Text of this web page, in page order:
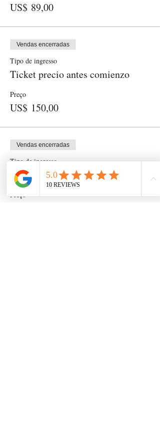
US$ 89,00
Vendas encerradas
Tipo de ingresso
Ticket precio antes comienzo
Preço
US$ 150,00
Vendas encerradas
Tipo de ingresso
Precio Regular
Preço